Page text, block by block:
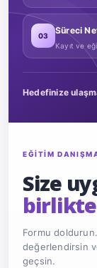
03
Süreci
Kayıt ve
Hedefinize
EĞİTİM
Size
Formu doldurun.
değerlendirsin
geçsin.